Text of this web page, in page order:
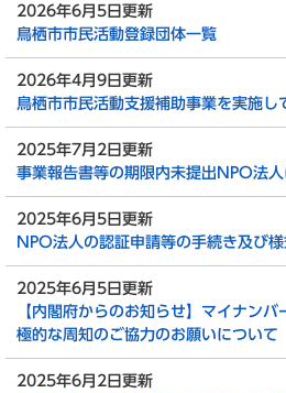
2026年6月5日更新
鳥栖市市民活動登録団体一覧
2026年4月9日更新
鳥栖市市民活動支援補助事業を実施し
2025年7月2日更新
事業報告書等の期限内未提出NPO法
2025年6月5日更新
NPO法人の認証申請等の手続き及び
2025年6月5日更新
【内閣府からのお知らせ】マイナン
極的な周知のご協力のお願いについて
2025年6月2日更新